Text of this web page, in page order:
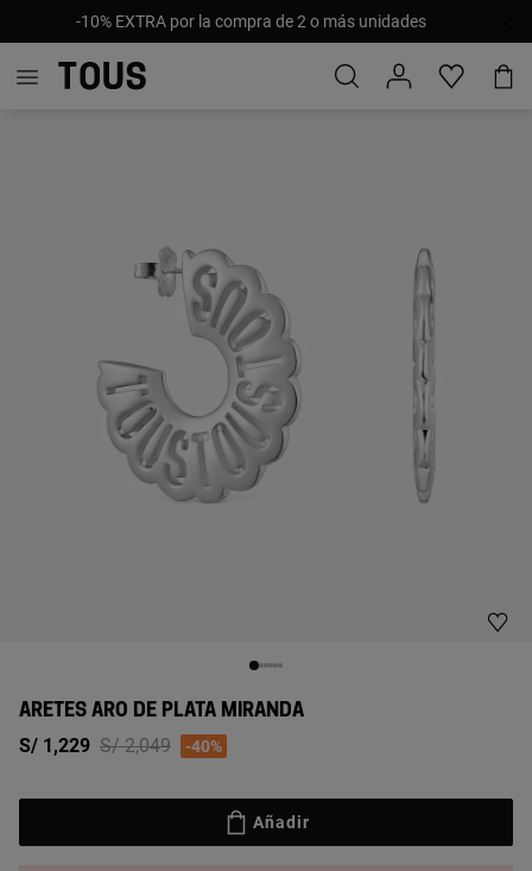
-10% EXTRA por la compra de 2 o más unidades
ARETES ARO DE PLATA MIRANDA
S/ 1,229 Price reduced from
S/ 2,049to-40%
Añadir